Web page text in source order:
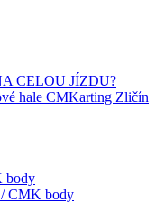
CELOU JÍZDU?
hale CMKarting Zličín
body
/ CMK body